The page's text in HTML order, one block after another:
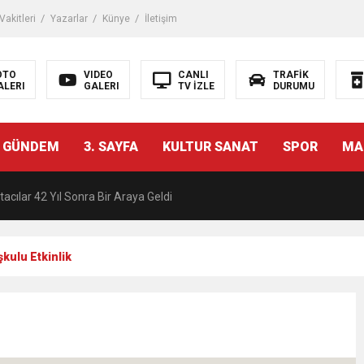
Yazarlar Künye İletişim
VIDEO
GALERI
CANLI
TV İZLE
TRAFİK
DURUMU
3. SAYFA KULTUR SANAT SPOR
Tanıdığı İsim: Abdulrezak Kaldan Torbalı Yolunda
42 Yıl Sonra Bir Araya Geldi
Etkinlik